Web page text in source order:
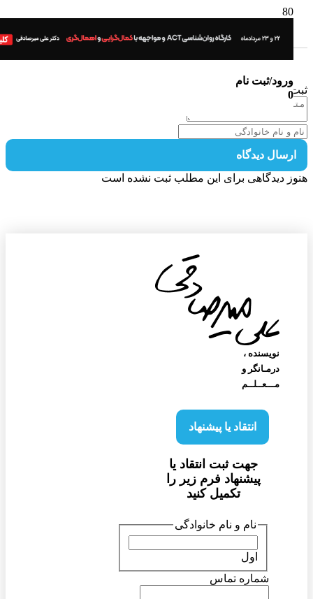
ورود/ثبت نام
دیدگاه
دیدگاه
دیدگاهی برای این مطلب ثبت نشده است
نویسنده‌ ،
درمـانگر و
مـــعــلــم
انتقاد یا پیشنهاد
جهت ثبت انتقاد یا
پیشنهاد فرم زیر را
تکمیل کنید
نام و نام خانوادگی
شماره تماس